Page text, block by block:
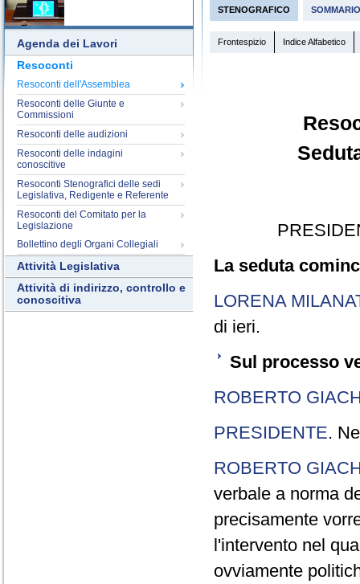
Agenda dei Lavori
Resoconti
Resoconti dell'Assemblea
Resoconti delle Giunte e
Commissioni
Resoconti delle audizioni
Resoconti delle indagini
conoscitive
Resoconti Stenografici delle sedi
Legislativa, Redigente e Referente
Resoconti del Comitato per la
Legislazione
Bollettino degli Organi Collegiali
Attività Legislativa
Attività di indirizzo, controllo e
conoscitiva
STENOGRAFICO SOMMARIO
Frontespizio Indice Alfabetico
La seduta
LORENA
di ieri.
Sul processo
ROBERTO
PRESIDENTE.
ROBERTO
verbale a norma
precisamente
l'intervento nel
ovviamente